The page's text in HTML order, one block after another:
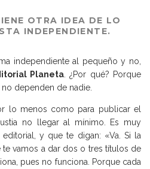
OTRA IDEA DE LO
INDEPENDIENTE.
independiente al pequeño y no,
Planeta. ¿Por qué? Porque
dependen de nadie.
lo menos como para publicar el
no llegar al mínimo. Es muy
y que te digan: «Va. Si la
vamos a dar dos o tres títulos de
pues no funciona. Porque cada